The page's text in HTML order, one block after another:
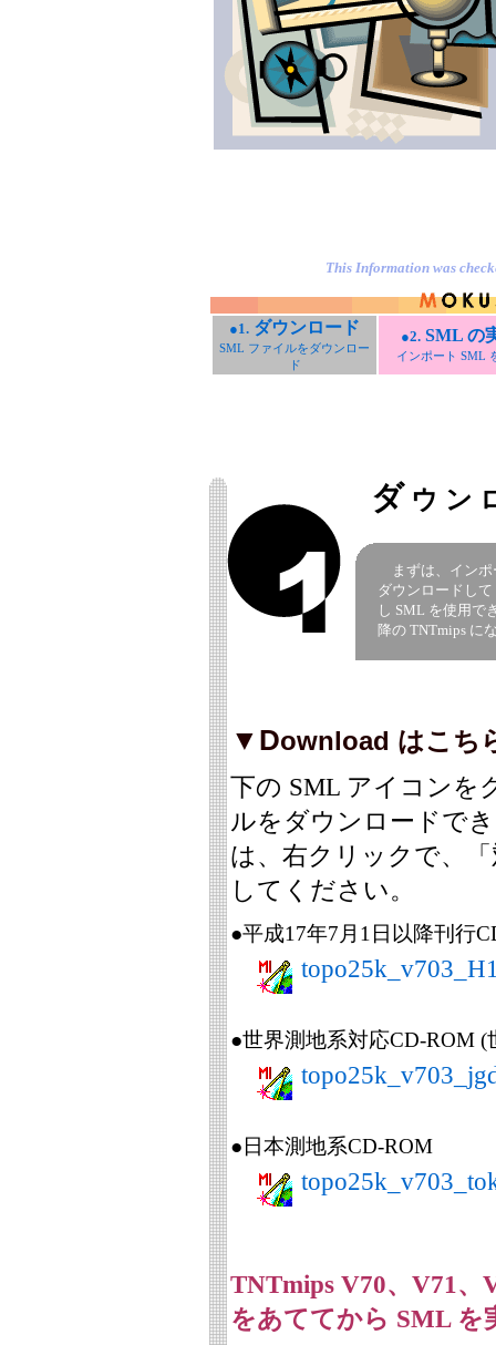
This Information was
●1. ダウンロード
SML ファイルをダウンロー
ド
●2. SML の
インポート SML
ダ ウ ン
まずは、インポ
ダウンロード
し SML を使用で
降の TNTmips
▼Download はこち
下の SML アイコンを
ルをダウンロードで
は、右クリックで、
してください。
●平成17年7月1日以降刊行
●世界測地系対応CD-ROM (
●日本測地系CD-ROM
TNTmips V70、V71、
をあててから SML を